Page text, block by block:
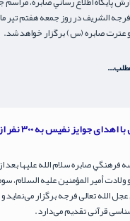
عترت صابره (س) برگزار خواهد شد.
نفیس به 300 نفر از برندگان
فرهنگي صابره سلام الله علیها
و ولادت أمیر المؤمنین علیه
الله تعالی فرجه برگزار
قرآنی تقدیم می‌دارد.